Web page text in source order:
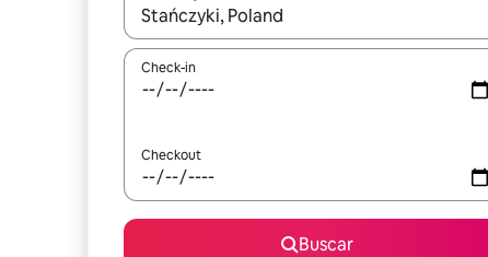
Quando os resultados estiverem disponíveis,
Check-in
Checkout
Buscar